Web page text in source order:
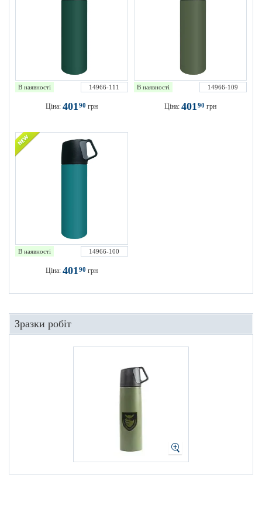
В наявності 14966-111
Ціна: 40190 грн
В наявності 14966-109
Ціна: 40190 грн
В наявності 14966-100
Ціна: 40190 грн
Зразки робіт